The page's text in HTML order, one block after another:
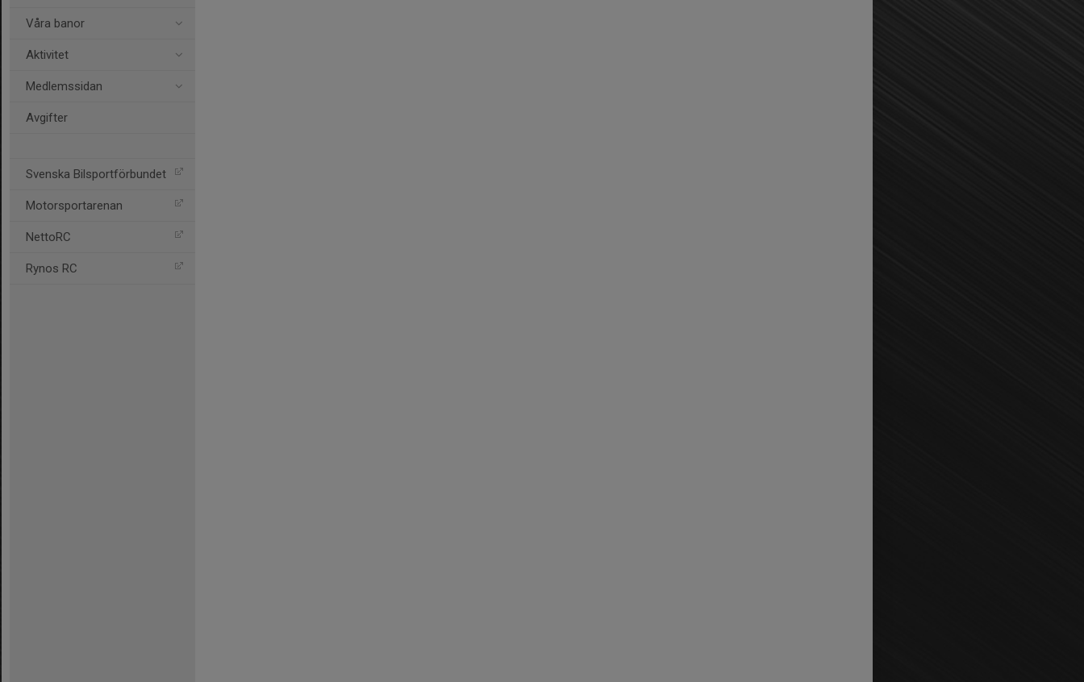
Våra banor
Aktivitet
Medlemssidan
Avgifter
Svenska Bilsportförbundet
Motorsportarenan
NettoRC
Rynos RC